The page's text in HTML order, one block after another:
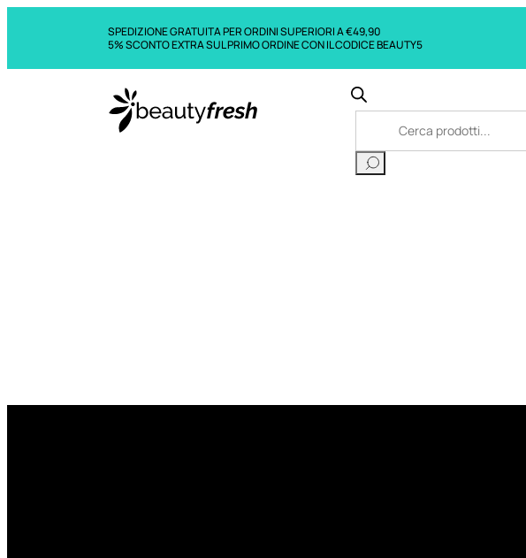
SPEDIZIONE GRATUITA PER ORDINI SUPERIORI A €49,90
5% SCONTO EXTRA SUL PRIMO ORDINE CON IL CODICE BEAUTY5